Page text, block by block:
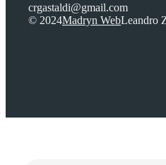
crgastaldi@gmail.com
© 2024Madryn WebLeandro